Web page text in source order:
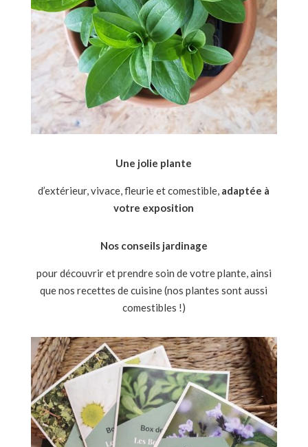
Une jolie plante
d’extérieur, vivace, fleurie et comestible, adaptée à
votre exposition
Nos conseils jardinage
pour découvrir et prendre soin de votre plante, ainsi
que nos recettes de cuisine (nos plantes sont aussi
comestibles !)